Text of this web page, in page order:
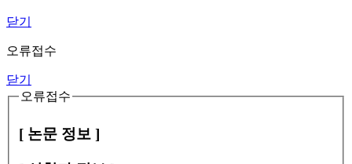
닫기
오류접수
닫기
오류접수
[ 논문 정보 ]